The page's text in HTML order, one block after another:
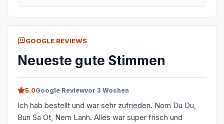
GOOGLE REVIEWS
Neueste gute Stimmen
5.0Google Reviewvor 3 Wochen
Ich hab bestellt und war sehr zufrieden. Nom Du Du,
Bun Sa Ot, Nem Lanh. Alles war super frisch und